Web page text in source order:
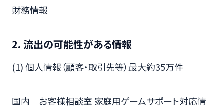
財務情報
2. 流出の可能性がある情報
(1) 個人情報（顧客・取引先等）最大約35万件
国内 お客様相談室 家庭用ゲームサポート対応情